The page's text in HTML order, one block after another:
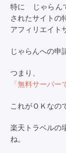
特に じゃらん
されたサイトの
アフィリエイト
じゃらんへの申
つまり、
「無料サーバ
これがＯＫなの
楽天トラベルの
ね。